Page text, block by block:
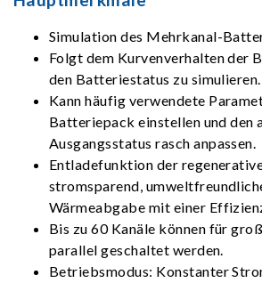
Simulation des Mehrkanal-
Folgt dem Kurvenverhalten der
den Batteriestatus zu simulieren.
Kann häufig verwendete
Batteriepack einstellen und den
Ausgangsstatus rasch anpassen.
Entladefunktion der
stromsparend,
Wärmeabgabe mit einer
Bis zu 60 Kanäle können für
parallel geschaltet werden.
Betriebsmodus: Konstanter